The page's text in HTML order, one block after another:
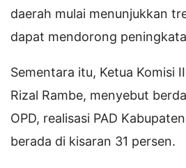
daerah mulai menunjukkan
dapat mendorong
Sementara itu, Ketua Komisi
Rizal Rambe, menyebut
OPD, realisasi PAD
berada di kisaran 31 persen.